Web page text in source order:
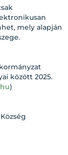
mely alapján
között 2025.
)